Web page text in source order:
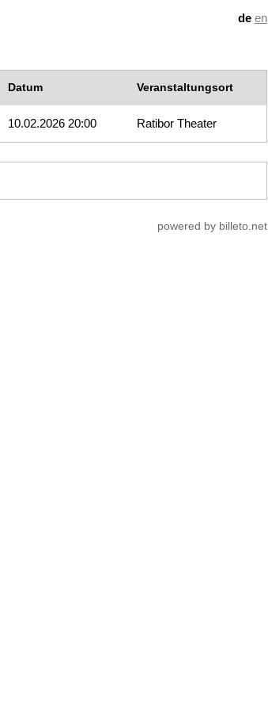
de en
Datum
10.02.2026 20:00
Veranstaltungsort
Ratibor Theater
powered by billeto.net